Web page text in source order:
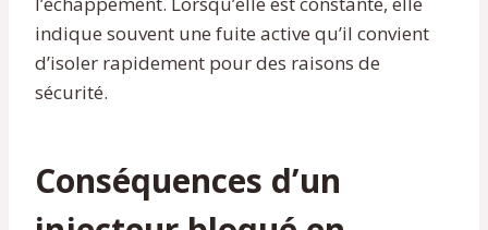
indique souvent une fuite active qu’il convient
d’isoler rapidement pour des raisons de
sécurité.
Conséquences d’un